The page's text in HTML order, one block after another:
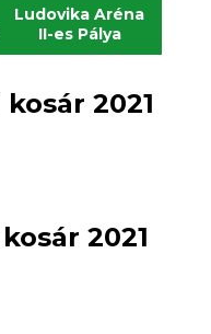
Ludovika Aréna
II-es Pálya
kosár 2021
2021